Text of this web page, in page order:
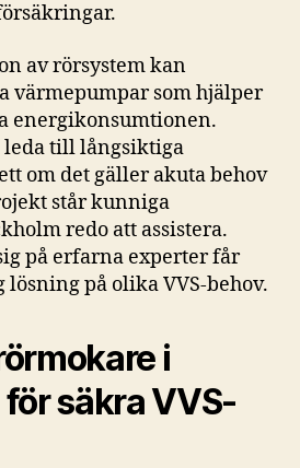
av rörsystem kan
värmepumpar som hjälper
energikonsumtionen.
till långsiktiga
om det gäller akuta behov
står kunniga
redo att assistera.
på erfarna experter får
på olika VVS-behov.
i
säkra VVS-